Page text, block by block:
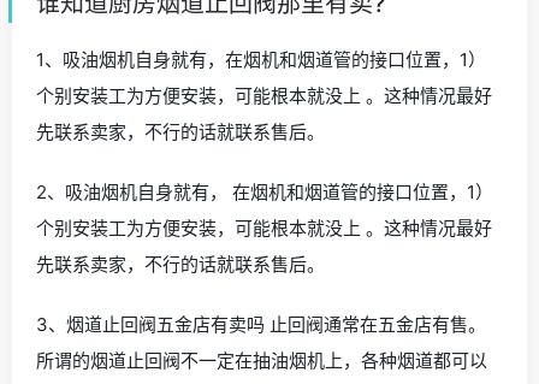
1、吸油烟机自身就有，在烟机和烟道管的接口位置，1）
个别安装工为方便安装，可能根本就没上 。这种情况最好
先联系卖家，不行的话就联系售后。
2、吸油烟机自身就有， 在烟机和烟道管的接口位置，1）
个别安装工为方便安装，可能根本就没上 。这种情况最好
先联系卖家，不行的话就联系售后。
3、烟道止回阀五金店有卖吗 止回阀通常在五金店有售。
所谓的烟道止回阀不一定在抽油烟机上，各种烟道都可以